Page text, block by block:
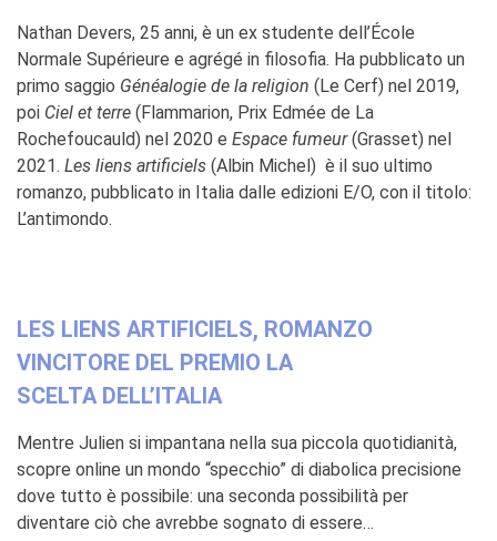
Nathan Devers, 25 anni, è un ex studente dell’École
Normale Supérieure e agrégé in filosofia. Ha pubblicato un
primo saggio Généalogie de la religion (Le Cerf) nel 2019,
poi Ciel et terre (Flammarion, Prix Edmée de La
Rochefoucauld) nel 2020 e Espace fumeur(Grasset) nel
2021. Les liens artificiels (Albin Michel) è il suo ultimo
romanzo, pubblicato in Italia dalle edizioni E/O, con il titolo:
L’antimondo.
LES LIENS ARTIFICIELS, ROMANZO
VINCITORE DEL PREMIO LA
SCELTA DELL’ITALIA
Mentre Julien si impantana nella sua piccola quotidianità,
scopre online un mondo “specchio” di diabolica precisione
dove tutto è possibile: una seconda possibilità per
diventare ciò che avrebbe sognato di essere…